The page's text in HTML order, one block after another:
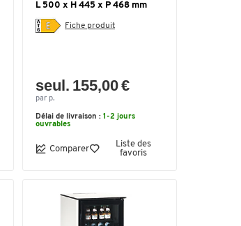
L 500 x H 445 x P 468 mm
Fiche produit
seul. 155,00 €
par p.
Délai de livraison : 1-2 jours
ouvrables
Comparer
Liste des
favoris